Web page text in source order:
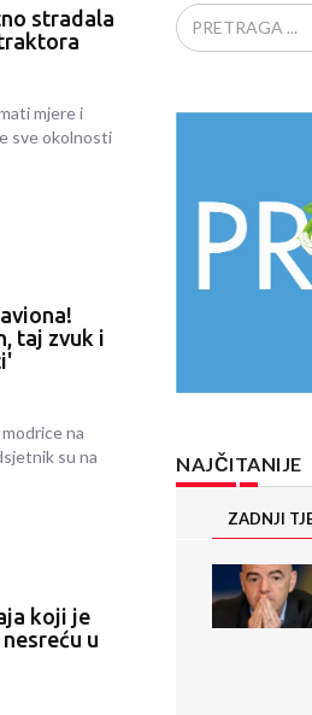
stradala
mjere i
sve okolnosti
taj zvuk i
na
su na
koji je
u
NAJČITANIJE
ZADNJI